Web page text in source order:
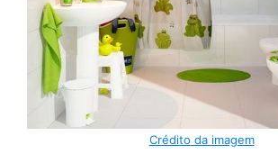
Crédito da imagem